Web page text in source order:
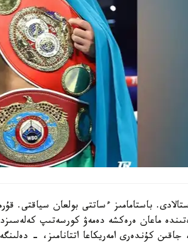
باستامامىز ءساتتى بولعان سياقتى.
ماعان ەرەكشە دەمەۋ كورسەتىپ
جاقىن كۇندەرى امەريكاعا اتتانامىز، -